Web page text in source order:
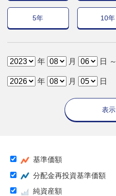
5年 10年
年 月 日 ～
年 月 日
表示
基準価額
分配金再投資基準価額
純資産額